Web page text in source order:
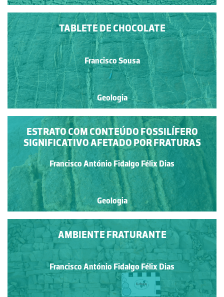
TABLETE DE CHOCOLATE
Francisco Sousa
Geologia
ESTRATO COM CONTEÚDO FOSSILÍFERO
SIGNIFICATIVO AFETADO POR FRATURAS
Francisco António Fidalgo Félix Dias
Geologia
AMBIENTE FRATURANTE
Francisco António Fidalgo Félix Dias